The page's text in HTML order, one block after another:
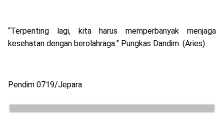
“Terpenting lagi, kita harus memperbanyak menjaga
kesehatan dengan berolahraga.” Pungkas Dandim. (Aries)
Pendim 0719/Jepara